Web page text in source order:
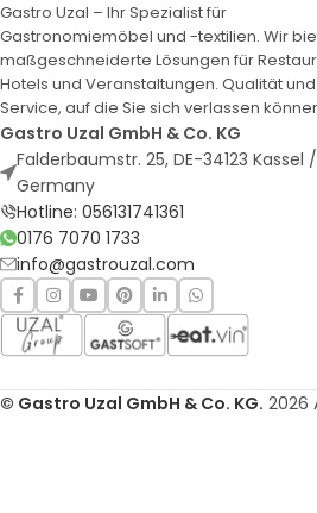
Gastro Uzal – Ihr Spezialist für
Gastronomiemöbel und -textilien. Wir
maßgeschneiderte Lösungen für
Hotels und Veranstaltungen. Qualität und
Service, auf die Sie sich verlassen
Gastro Uzal GmbH & Co. KG
Falderbaumstr. 25, DE-34123 Kassel /
Germany
Hotline: 056131741361
0176 7070 1733
info@gastrouzal.com
© Gastro Uzal GmbH & Co. KG. 2026